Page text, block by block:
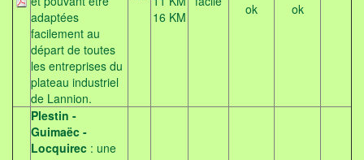
adaptées
facilement au
départ de toutes
les entreprises du
plateau industriel
de Lannion.
16 KM
ok
ok
Plestin -
Guimaëc -
Locquirec : une